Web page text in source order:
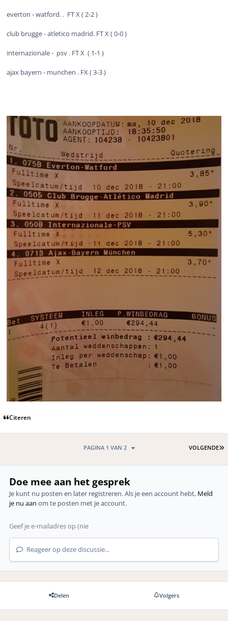
everton - watford. . FT X ( 2-2 )
club brugge - atletico madrid. FT X ( 0-0 )
internazionale - psv . FT X ( 1-1 )
ajax bayern - munchen . FX ( 3-3 )
Citeren
VOLGENDE
PAGINA 1 VAN 2
Doe mee aan het gesprek
Je kunt nu posten en later registreren. Als je een account hebt, Meld
je nu aan om te posten met je account.
Reageer op deze discussie...
Delen Volgers